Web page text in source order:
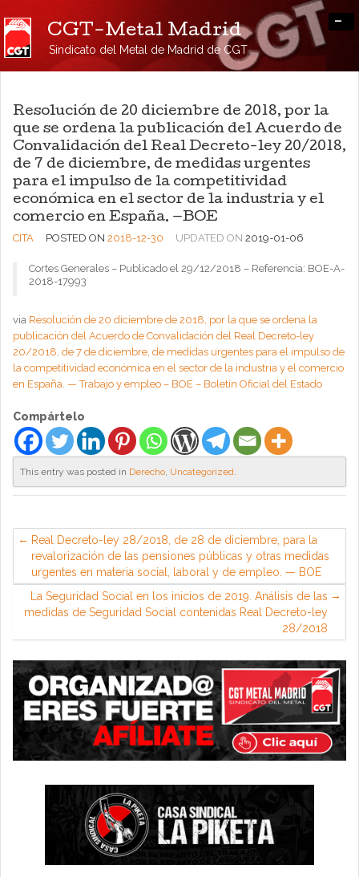
CGT-Metal Madrid
Sindicato del Metal de Madrid de CGT
-
Resolución de 20 diciembre de 2018, por la
que se ordena la publicación del Acuerdo de
Convalidación del Real Decreto-ley 20/2018,
de 7 de diciembre, de medidas urgentes
para el impulso de la competitividad
económica en el sector de la industria y el
comercio en España. —BOE
CITA POSTED ON 2018-12-30 UPDATED ON 2019-01-06
Cortes Generales – Publicado el 29/12/2018 – Referencia: BOE-A-
2018-17993
via Resolución de 20 diciembre de 2018, por la que se ordena la
publicación del Acuerdo de Convalidación del Real Decreto-ley
20/2018, de 7 de diciembre, de medidas urgentes para el impulso de
la competitividad económica en el sector de la industria y el comercio
en España. — Trabajo y empleo – BOE – Boletín Oficial del Estado
Compártelo
This entry was posted in Derecho, Uncategorized.
Real Decreto-ley 28/2018, de 28 de diciembre, para la
revalorización de las pensiones públicas y otras medidas
urgentes en materia social, laboral y de empleo. — BOE
La Seguridad Social en los inicios de 2019. Análisis de las
medidas de Seguridad Social contenidas Real Decreto-ley
28/2018